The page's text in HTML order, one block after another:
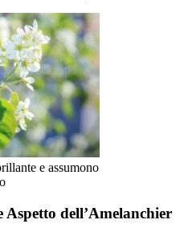
e assumono
dell’Amelanchier